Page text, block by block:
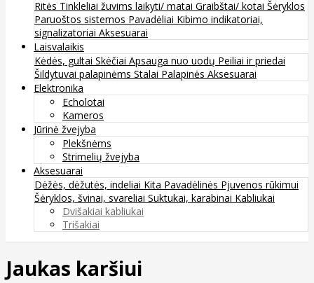
Ritės Tinkleliai žuvims laikyti/ matai Graibštai/ kotai Šėryklos
Paruoštos sistemos Pavadėliai Kibimo indikatoriai,
signalizatoriai Aksesuarai
Laisvalaikis
Kėdės, gultai Skėčiai Apsauga nuo uodų Peiliai ir priedai
Šildytuvai palapinėms Stalai Palapinės Aksesuarai
Elektronika
Echolotai
Kameros
Jūrinė žvejyba
Plekšnėms
Strimelių žvejyba
Aksesuarai
Dėžės, dėžutės, indeliai Kita Pavadėlinės Pjuvenos rūkimui
Šėryklos, švinai, svareliai Suktukai, karabinai Kabliukai
Dvišakiai kabliukai
Trišakiai
Jaukas karšiui